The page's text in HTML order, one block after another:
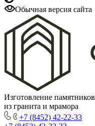
Обычная версия сайта
Изготовление памятников
из гранита и мрамора
+7 (8452) 42-22-33